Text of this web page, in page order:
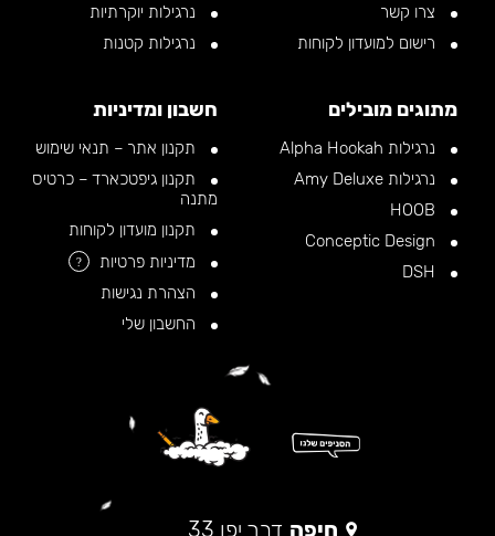
צרו קשר
רישום למועדון לקוחות
נרגילות יוקרתיות
נרגילות קטנות
מתוגים מובילים
נרגילות Alpha Hookah
נרגילות Amy Deluxe
חשבון ומדיניות
תקנון אתר – תנאי שימוש
תקנון גיפטכארד – כרטיס
מתנה
תקנון מועדון לקוחות
מדיניות פרטיות
?
הצהרת נגישות
החשבון שלי
חיפה דרך יפו 33